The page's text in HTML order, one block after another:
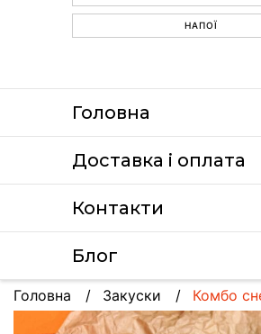
НАПОЇ
Головна
Доставка i оплата
Контакти
Блог
Головна Закуски Комбо